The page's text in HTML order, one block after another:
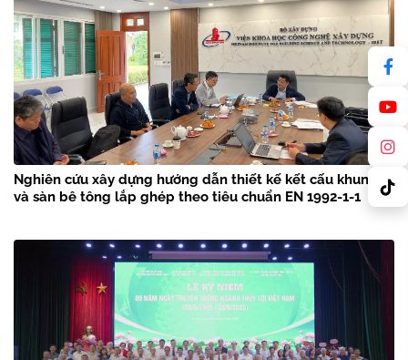
Nghiên cứu xây dựng hướng dẫn thiết kế kết cấu khung
và sàn bê tông lắp ghép theo tiêu chuẩn EN 1992-1-1